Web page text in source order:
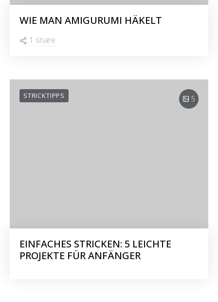
WIE MAN AMIGURUMI HÄKELT
1 share
5
STRICKTIPPS
EINFACHES STRICKEN: 5 LEICHTE
PROJEKTE FÜR ANFÄNGER